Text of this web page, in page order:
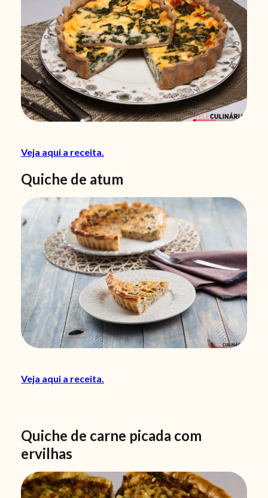
Veja aqui a receita.
Quiche de atum
Veja aqui a receita.
Quiche de carne picada com
ervilhas